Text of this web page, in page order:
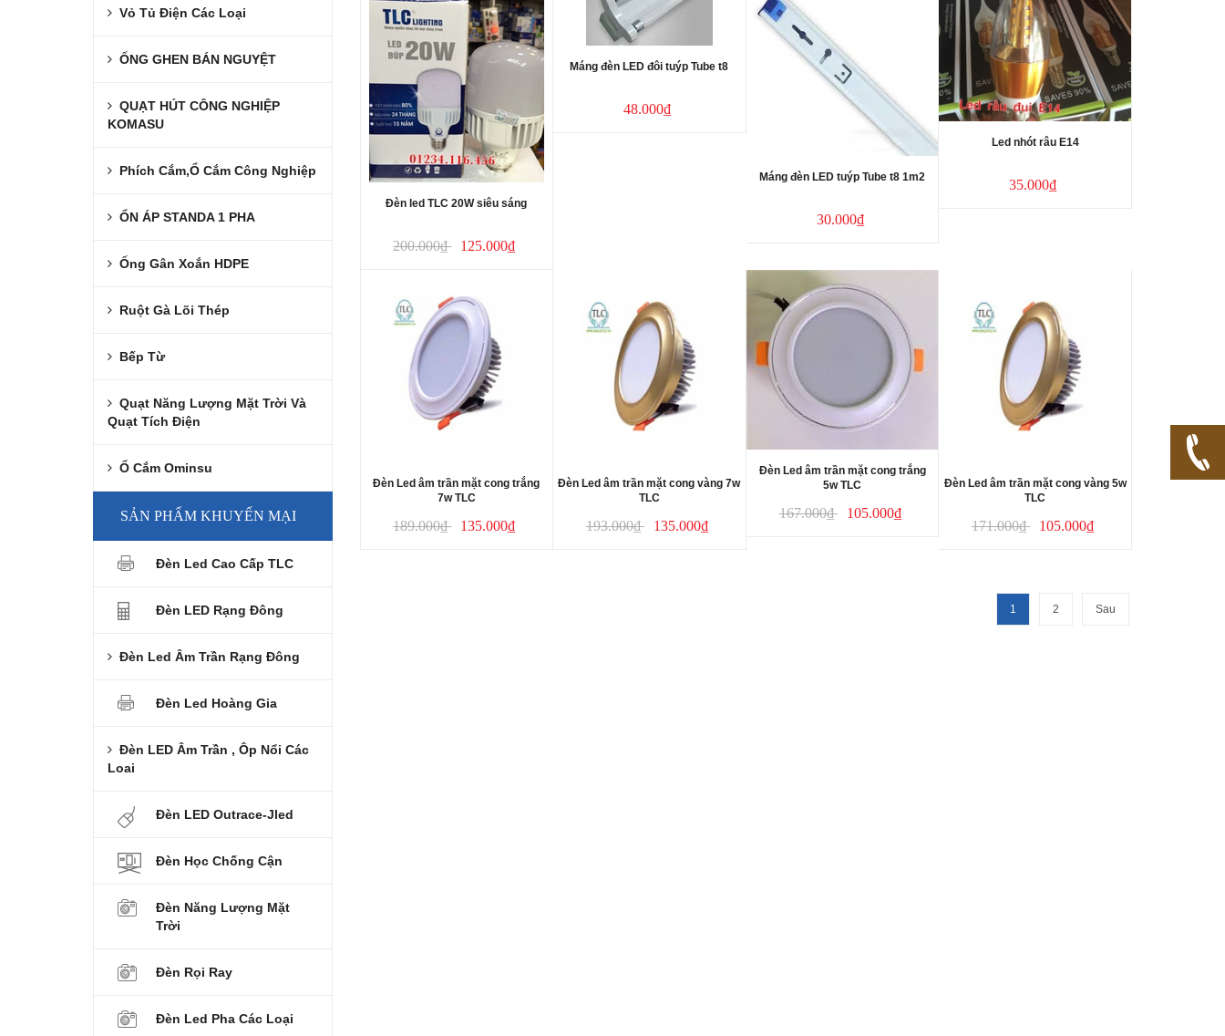
Vỏ Tủ Điện Các Loại
ỐNG GHEN BÁN NGUYỆT
QUẠT HÚT CÔNG NGHIỆP
KOMASU
Phích Cắm,Ổ Cắm Công Nghiệp
ỔN ÁP STANDA 1 PHA
Ống Gân Xoắn HDPE
Ruột Gà Lõi Thép
Bếp Từ
Quạt Năng Lượng Mặt Trời Và
Quạt Tích Điện
Ổ Cắm Ominsu
SẢN PHẨM KHUYẾN MẠI
Đèn Led Cao Cấp TLC
Đèn LED Rạng Đông
Đèn Led Âm Trần Rạng Đông
Đèn Led Hoàng Gia
Đèn LED Âm Trần , Ôp Nổi Các
Loai
Đèn LED Outrace-Jled
Đèn Học Chống Cận
Đèn Năng Lượng Mặt
Trời
Đèn Rọi Ray
Đèn Led Pha Các Loại
Đèn led TLC 20W siêu sáng
200.000₫ 125.000₫
Máng đèn LED đôi tuýp Tube t8
48.000₫
Máng đèn LED tuýp Tube t8 1m2
30.000₫
Led nhót râu E14
35.000₫
Đèn Led âm trần mặt cong trắng
7w TLC
189.000₫ 135.000₫
Đèn Led âm trần mặt cong vàng 7w
TLC
193.000₫ 135.000₫
Đèn Led âm trần mặt cong trắng
5w TLC
167.000₫ 105.000₫
Đèn Led âm trần mặt cong vàng 5w
TLC
171.000₫ 105.000₫
1 2 Sau